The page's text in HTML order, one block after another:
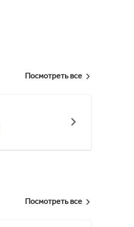
Посмотреть все
Посмотреть все